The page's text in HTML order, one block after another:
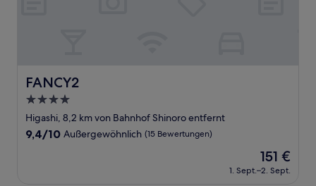
FANCY2
FANCY2
4.0-
Sterne-
Unterkunft
Higashi, 8,2 km von Bahnhof Shinoro entfernt
9.4
9,4/10 Außergewöhnlich (15 Bewertungen)
Der
Preis
beträgt
151 €
1. Sept.–2. Sept.